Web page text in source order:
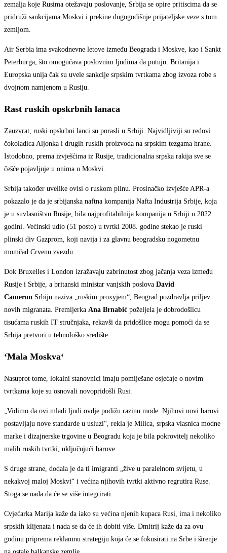
zemalja koje Rusima otežavaju poslovanje, Srbija se opire pritiscima da se
pridruži sankcijama Moskvi i prekine dugogodišnje prijateljske veze s tom
zemljom.
Air Serbia ima svakodnevne letove između Beograda i Moskve, kao i Sankt
Peterburga, što omogućava poslovnim ljudima da putuju. Britanija i
Europska unija čak su uvele sankcije srpskim tvrtkama zbog izvoza robe s
dvojnom namjenom u Rusiju.
Rast ruskih opskrbnih lanaca
Zauzvrat, ruski opskrbni lanci su porasli u Srbiji. Najvidljiviji su redovi
čokoladica Aljonka i drugih ruskih proizvoda na srpskim tezgama hrane.
Istodobno, prema izvješćima iz Rusije, tradicionalna srpska rakija sve se
češće pojavljuje u onima u Moskvi.
Srbija također uvelike ovisi o ruskom plinu. Prosinačko izvješće APR-a
pokazalo je da je srbijanska naftna kompanija Nafta Industrija Srbije, koja
je u suvlasništvu Rusije, bila najprofitabilnija kompanija u Srbiji u 2022.
godini. Većinski udio (51 posto) u tvrtki 2008. godine stekao je ruski
plinski div Gazprom, koji navija i za glavnu beogradsku nogometnu
momčad Crvenu zvezdu.
Dok Bruxelles i London izražavaju zabrinutost zbog jačanja veza između
Rusije i Srbije, a britanski ministar vanjskih poslova David
Cameron Srbiju naziva „ruskim proxyjem“, Beograd pozdravlja priljev
novih migranata. Premijerka Ana Brnabić poželjela je dobrodošlicu
tisućama ruskih IT stručnjaka, rekavši da pridošlice mogu pomoći da se
Srbija pretvori u tehnološko središte.
‘Mala Moskva‘
Nasuprot tome, lokalni stanovnici imaju pomiješane osjećaje o novim
tvrtkama koje su osnovali novopridošli Rusi.
„Vidimo da ovi mladi ljudi ovdje podižu razinu mode. Njihovi novi barovi
postavljaju nove standarde u usluzi“, rekla je Milica, srpska vlasnica modne
marke i dizajnerske trgovine u Beogradu koja je bila pokrovitelj nekoliko
malih ruskih tvrtki, uključujući barove.
S druge strane, dodala je da ti imigranti „žive u paralelnom svijetu, u
nekakvoj maloj Moskvi“ i većina njihovih tvrtki aktivno regrutira Ruse.
Stoga se nada da će se više integrirati.
Cvjećarka Marija kaže da iako su većina njenih kupaca Rusi, ima i nekoliko
srpskih klijenata i nada se da će ih dobiti više. Dmitrij kaže da za ovu
godinu priprema reklamnu strategiju koja će se fokusirati na Srbe i širenje